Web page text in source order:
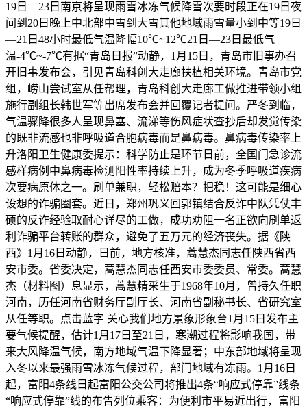
19日—23日南京将呈现雨雪冰冻气候降雪次要时段正在19日夜
间到20日晚上中北部中雪到大雪其他地域雨雪量小到中等19日
—21日48小时最低气温降幅10℃~12℃21日—23日最低气
温-4℃~-7℃有据“青岛日报”动静，1月15日，青岛市旧事办召
开旧事发布会，引见青岛科创大走廊扶植相关环境。青岛市党
组，崂山尝试室从任帮理，青岛科创大走廊工做推进带领小组
施行副组长韩世军等出席发布会并回覆记者提问。严冬到临，
气温骤降很多人呈现鼻塞、流涕等伤风症状查抄后却发觉传染
的既非流感也非呼吸道合胞病毒而是鼻病毒。鼻病毒传染率上
升洛阳卫生健康委提示：科学防止是环节日前，全国门急诊流
感样病例中鼻病毒检测阳性率持续上升，成为冬季呼吸道疾病
次要病原体之一。刷单兼职，轻松赔本？把稳！这可能是细心
设想的诈骗圈套。近日，郑州巩义回郭镇结合反诈中队凭仗丰
硕的反诈经验取耐心详尽的工做，成功劝阻一名正欲向刷单返
利诈骗平台转账的群众，避免了五万元的经济丧失。据《陕
西》1月16日动静，日前，地方核准，蒿慧杰同志任陕西省西
安市委。省委决定，蒿慧杰同志任西安市委委员、常委。蒿慧
杰（材料图）息显示，蒿慧精采生于1968年10月，曾持久任职
河南，历任河南省财务厅副厅长、河南省副秘书长、省研究室
从任等职。点击蓝字 关心我们地方景象形象台1月15日发布主
要气候提醒，估计1月17日至21日，寒潮过程将影响我国，带
来大风降温气候，南方地域气温下降显著；中东部地域将呈现
入冬以来最强雨雪冰冻气候过程，部门地域有冻雨。1月16日
起，富阳4条线日起富阳公交公司将推出4条“响应式停靠”线条
“响应式停靠”线的布告列位乘客：为便利市平易近出行，富阳